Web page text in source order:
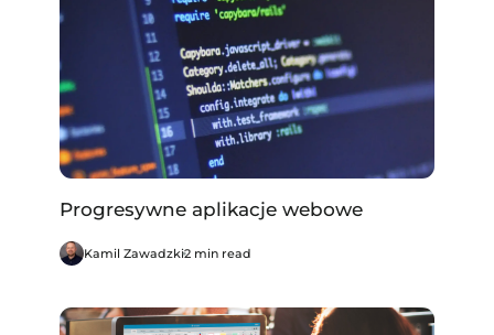
Progresywne aplikacje webowe
Kamil Zawadzki2 min read